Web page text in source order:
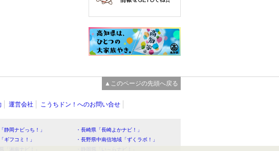
▲このページの先頭へ戻る
運営会社 こうちドン！へのお問い合せ
静岡ナビっち！」
・長崎県「長崎よかナビ！」
ギフコミ！」
・長野県中南信地域「ずくラボ！」